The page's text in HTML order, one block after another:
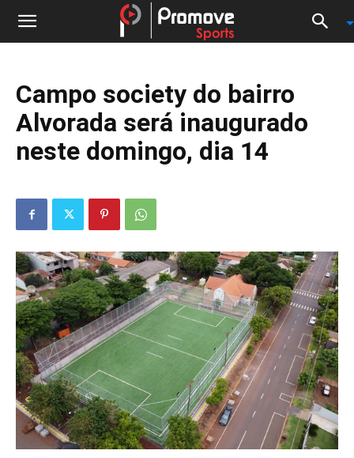
Campo society do bairro
Alvorada será inaugurado
neste domingo, dia 14